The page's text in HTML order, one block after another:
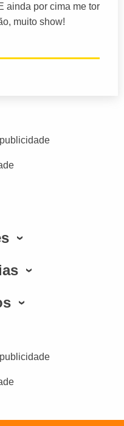
ainda por cima me tor
muito show!